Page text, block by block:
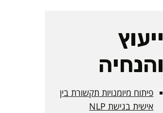
ייעוץ
והנחיה
פיתוח מיומנויות תקשורת בין
אישית בגישת NLP